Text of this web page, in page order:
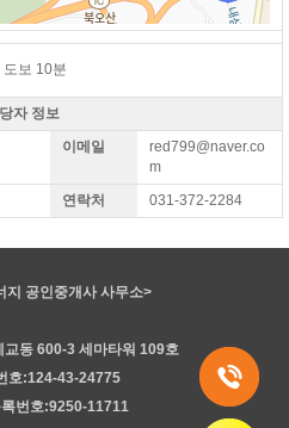
미로
미로
북
남
도보 10분
자 정보
이메일
red799@naver.co
m
연락처 031-372-2284
지 공인중개사 사무소>
교동 600-3 세마타워 109호
호:124-43-24775
번호:9250-11711